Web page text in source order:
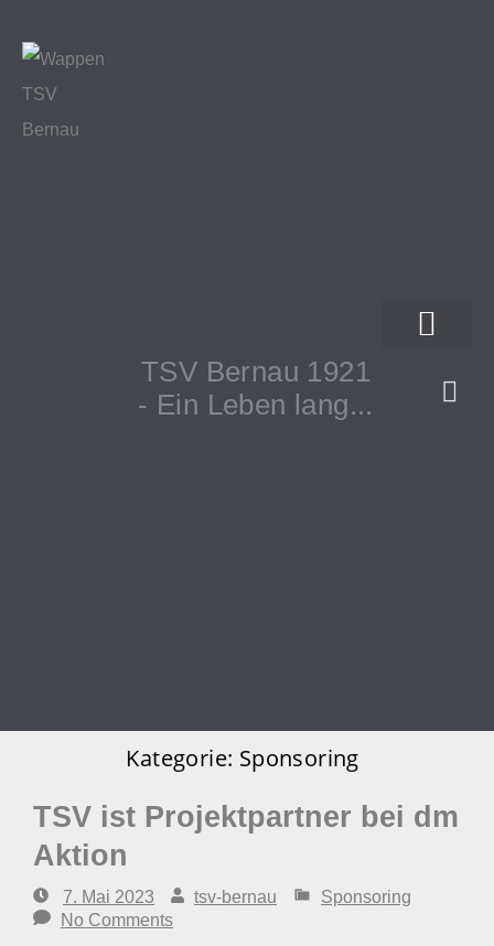
TSV Bernau 1921
- Ein Leben lang...
Kategorie: Sponsoring
TSV ist Projektpartner bei dm
Aktion
7. Mai 2023 tsv-bernau
Sponsoring
No Comments